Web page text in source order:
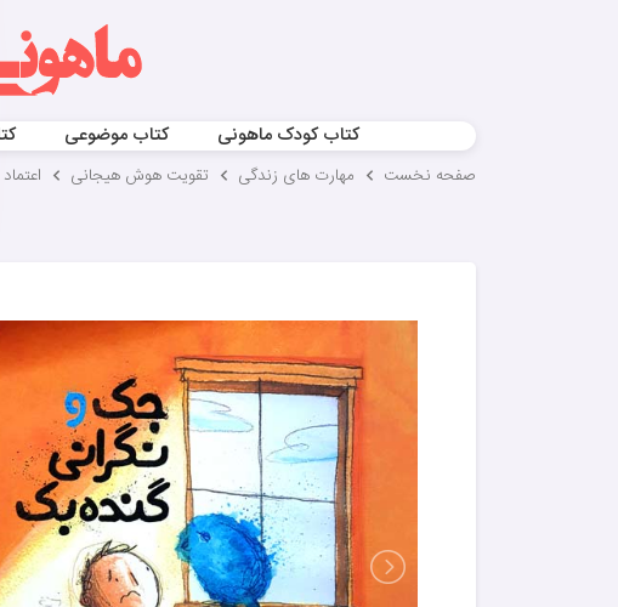
کتاب کودک ماهونی کتاب موضوعی
صفحه نخست مهارت های زندگی تقویت هوش هیجانی